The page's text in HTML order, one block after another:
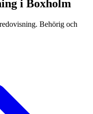
i Boxholm
Behörig och